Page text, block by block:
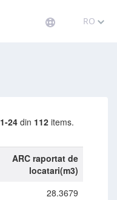
RO
1-24 din 112 items.
ARC raportat de
locatari(m3)
28.3679